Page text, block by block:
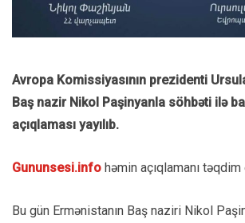
Avropa Komissiyasının prezidenti
Baş nazir Nikol Paşinyanla söhbəti ilə
açıqlaması yayılıb.
Gununsesi.info həmin açıqlamanı təqdim
Bu gün Ermənistanın Baş naziri Nikol